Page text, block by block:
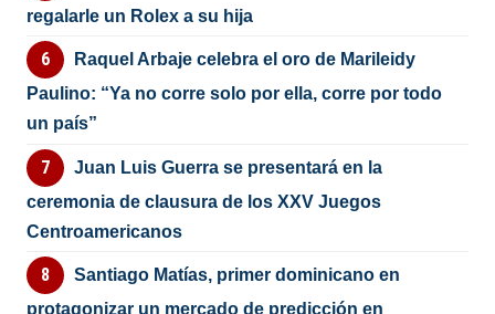
regalarle un Rolex a su hija
Raquel Arbaje celebra el oro de Marileidy
Paulino: “Ya no corre solo por ella, corre por todo
un país”
Juan Luis Guerra se presentará en la
ceremonia de clausura de los XXV Juegos
Centroamericanos
Santiago Matías, primer dominicano en
protagonizar un mercado de predicción en